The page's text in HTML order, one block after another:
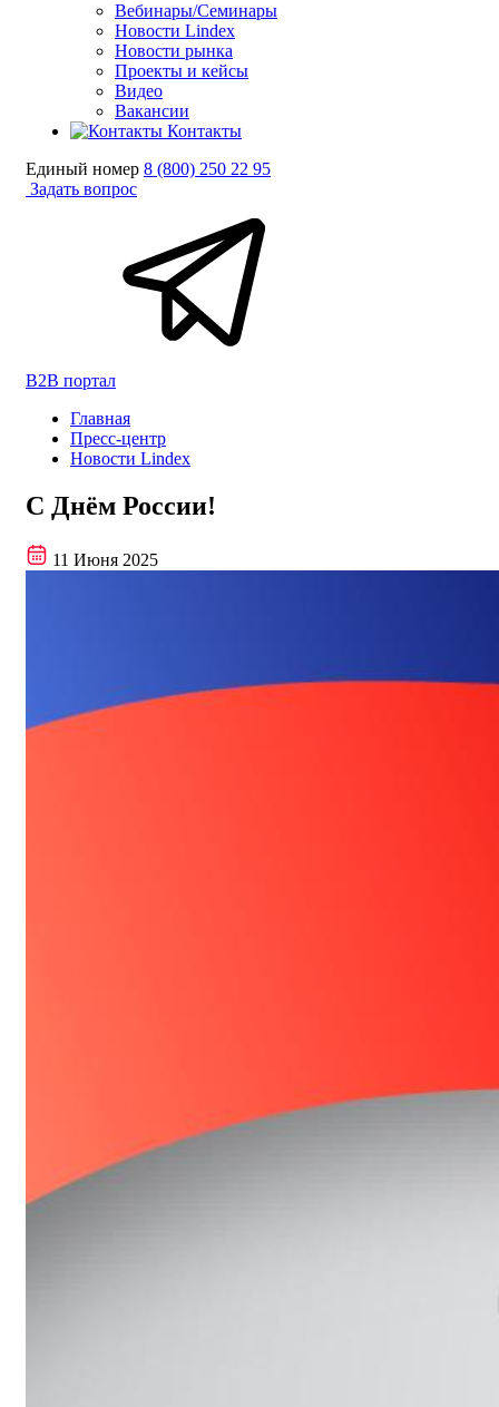
Вебинары/Семинары
Новости Lindex
Новости рынка
Проекты и кейсы
Видео
Вакансии
Контакты
Единый номер 8 (800) 250 22 95
Задать вопрос
B2B портал
Главная
Пресс-центр
Новости Lindex
С Днём России!
11 Июня 2025